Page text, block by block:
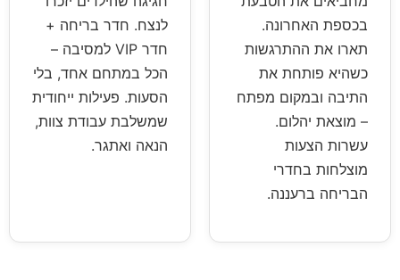
בכספת האחרונה.
תארו את ההתרגשות
כשהיא פותחת את
התיבה ובמקום מפתח
– מוצאת יהלום.
עשרות הצעות
מוצלחות בחדרי
הבריחה ברעננה.
לנצח. חדר בריחה +
חדר VIP למסיבה –
הכל במתחם אחד, בלי
הסעות. פעילות ייחודית
שמשלבת עבודת צוות,
הנאה ואתגר.